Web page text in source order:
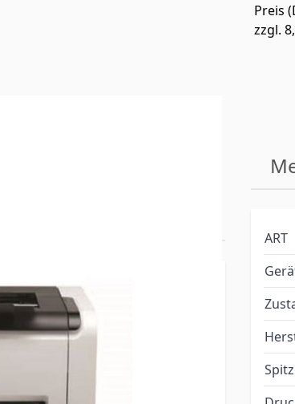
Preis (
zzgl.
Farblaserdrucker DIN A4
ART